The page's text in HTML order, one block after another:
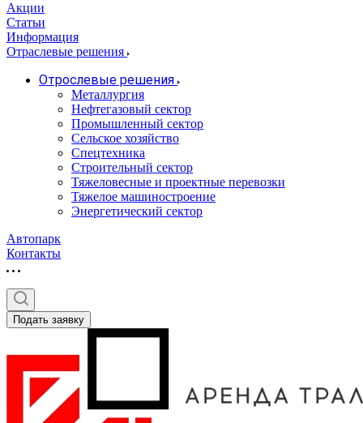
Акции
Статьи
Информация
Отраслевые решения
Отрослевые решения
Металлургия
Нефтегазовый сектор
Промышленный сектор
Сельское хозяйство
Спецтехника
Строительный сектор
Тяжеловесные и проектные перевозки
Тяжелое машиностроение
Энергетический сектор
Автопарк
Контакты
Подать заявку